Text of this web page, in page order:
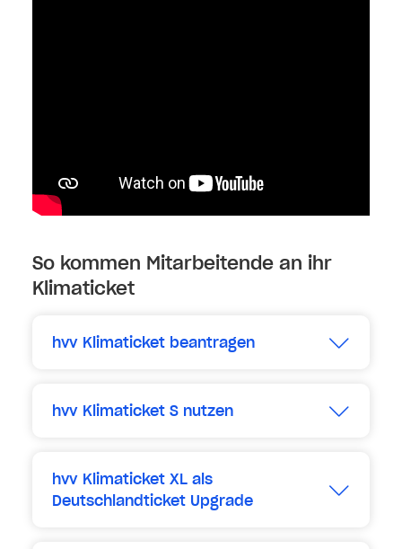
So kommen Mitarbeitende an ihr
Klimaticket
hvv Klimaticket beantragen
hvv Klimaticket S nutzen
hvv Klimaticket XL als
Deutschlandticket Upgrade